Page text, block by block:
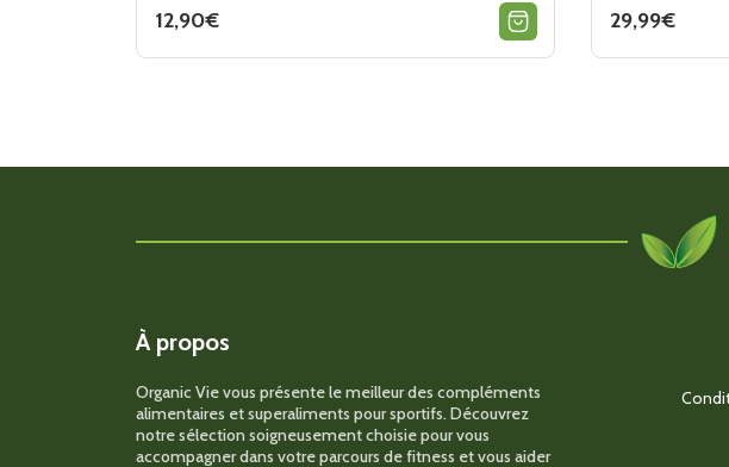
12,90€ 29,99€
À propos
Organic Vie vous présente le meilleur des compléments
alimentaires et superaliments pour sportifs. Découvrez
notre sélection soigneusement choisie pour vous
accompagner dans votre parcours de fitness et vous aider